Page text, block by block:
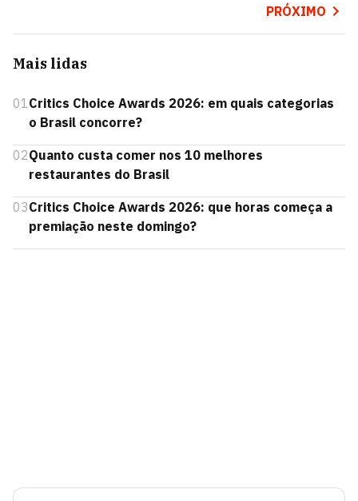
PRÓXIMO
Mais lidas
01Critics Choice Awards 2026: em quais categorias
o Brasil concorre?
02Quanto custa comer nos 10 melhores
restaurantes do Brasil
03Critics Choice Awards 2026: que horas começa a
premiação neste domingo?